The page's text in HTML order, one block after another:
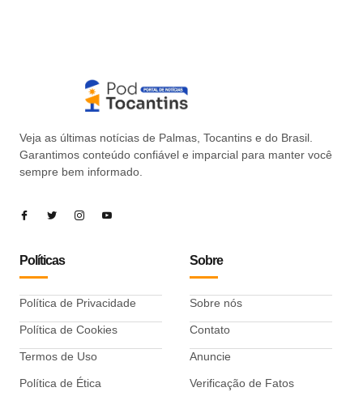
Veja as últimas notícias de Palmas, Tocantins e do Brasil.
Garantimos conteúdo confiável e imparcial para manter você
sempre bem informado.
Políticas
Política de Privacidade
Política de Cookies
Termos de Uso
Política de Ética
Sobre
Sobre nós
Contato
Anuncie
Verificação de Fatos